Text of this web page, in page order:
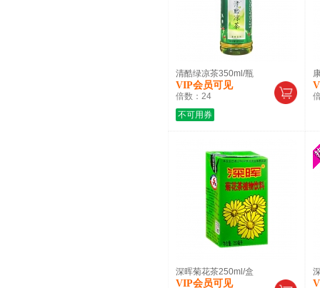
清酷绿凉茶350ml/瓶
VIP会员可见
倍数： 24
不可用券
深晖菊花茶250ml/盒
VIP会员可见